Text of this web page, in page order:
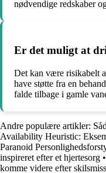
nødvendige redskaber
Er det muligt at
Det kan være risikabelt
have støtte fra en
falde tilbage i gamle
Andre populære artikler:
Availability Heuristic:
Paranoid
inspireret efter et hjertesorg •
komme videre efter